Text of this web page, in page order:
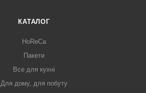
КАТАЛОГ
HoReCa
Пакети
Все для кухні
Для дому, для побуту